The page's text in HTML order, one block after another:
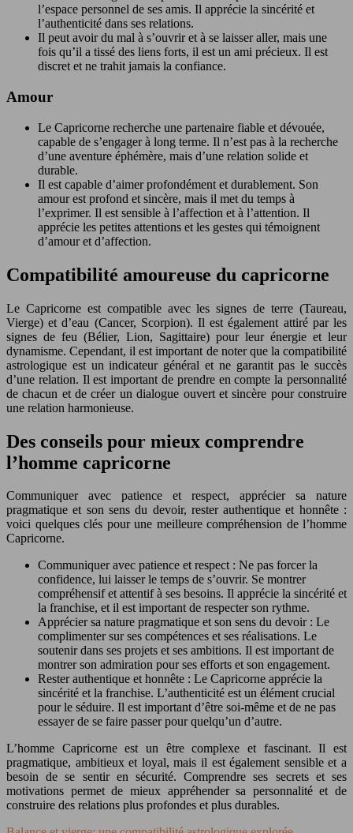
l’espace personnel de ses amis. Il apprécie la sincérité et
l’authenticité dans ses relations.
Il peut avoir du mal à s’ouvrir et à se laisser aller, mais une
fois qu’il a tissé des liens forts, il est un ami précieux. Il est
discret et ne trahit jamais la confiance.
Amour
Le Capricorne recherche une partenaire fiable et dévouée,
capable de s’engager à long terme. Il n’est pas à la recherche
d’une aventure éphémère, mais d’une relation solide et
durable.
Il est capable d’aimer profondément et durablement. Son
amour est profond et sincère, mais il met du temps à
l’exprimer. Il est sensible à l’affection et à l’attention. Il
apprécie les petites attentions et les gestes qui témoignent
d’amour et d’affection.
Compatibilité amoureuse du capricorne
Le Capricorne est compatible avec les signes de terre (Taureau,
Vierge) et d’eau (Cancer, Scorpion). Il est également attiré par les
signes de feu (Bélier, Lion, Sagittaire) pour leur énergie et leur
dynamisme. Cependant, il est important de noter que la compatibilité
astrologique est un indicateur général et ne garantit pas le succès
d’une relation. Il est important de prendre en compte la personnalité
de chacun et de créer un dialogue ouvert et sincère pour construire
une relation harmonieuse.
Des conseils pour mieux comprendre
l’homme capricorne
Communiquer avec patience et respect, apprécier sa nature
pragmatique et son sens du devoir, rester authentique et honnête :
voici quelques clés pour une meilleure compréhension de l’homme
Capricorne.
Communiquer avec patience et respect : Ne pas forcer la
confidence, lui laisser le temps de s’ouvrir. Se montrer
compréhensif et attentif à ses besoins. Il apprécie la sincérité et
la franchise, et il est important de respecter son rythme.
Apprécier sa nature pragmatique et son sens du devoir : Le
complimenter sur ses compétences et ses réalisations. Le
soutenir dans ses projets et ses ambitions. Il est important de
montrer son admiration pour ses efforts et son engagement.
Rester authentique et honnête : Le Capricorne apprécie la
sincérité et la franchise. L’authenticité est un élément crucial
pour le séduire. Il est important d’être soi-même et de ne pas
essayer de se faire passer pour quelqu’un d’autre.
L’homme Capricorne est un être complexe et fascinant. Il est
pragmatique, ambitieux et loyal, mais il est également sensible et a
besoin de se sentir en sécurité. Comprendre ses secrets et ses
motivations permet de mieux appréhender sa personnalité et de
construire des relations plus profondes et plus durables.